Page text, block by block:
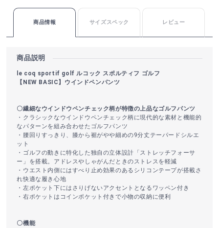
商品情報 サイズスペック レビュー
商品説明
le coq sportif golf ルコック スポルティフ ゴルフ
【NEW BASIC】ウインドペンパンツ
〇繊細なウインドウペンチェック柄が特徴の上品なゴルフパンツ
・クラシックなウインドウペンチェック柄に現代的な素材と機能的
なパターンを組み合わせたゴルフパンツ
・腰回りすっきり、膝から裾がやや細めの9分丈テーパードシルエ
ット
・ゴルフの動きに特化した独自の立体設計「ストレッチフォーサ
ー」を搭載。アドレスやしゃがんだときのストレスを軽減
・ウエスト内側にはすべり止め効果のあるシリコンテープが搭載さ
れ快適な履き心地
・左ポケット下にはさりげないアクセントとなるワッペン付き
・右ポケットはコインポケット付きで小物の収納に便利
〇機能